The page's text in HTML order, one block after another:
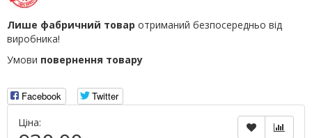
Лише фабричний товар отриманий безпосередньо від
виробника!
Умови повернення товару
Facebook
Twitter
Ціна: